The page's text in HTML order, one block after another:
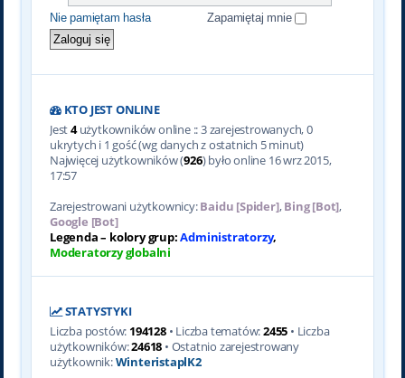
Nie pamiętam hasła Zapamiętaj mnie
KTO JEST ONLINE
Jest4użytkowników online :: 3 zarejestrowanych, 0
ukrytych i 1 gość (wg danych z ostatnich 5 minut)
Najwięcej użytkowników (926) było online 16 wrz 2015,
17:57
Zarejestrowani użytkownicy:Baidu [Spider],Bing [Bot],
Google [Bot]
Legenda – kolory grup:Administratorzy,
Moderatorzy globalni
STATYSTYKI
Liczba postów: 194128• Liczba tematów:2455 • Liczba
użytkowników:24618 • Ostatnio zarejestrowany
użytkownik:WinteristaplK2